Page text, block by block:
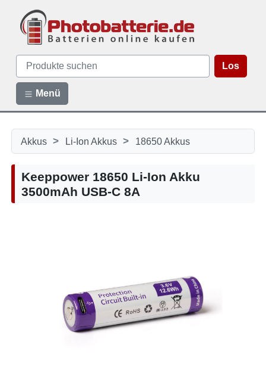
Los
Menü
Akkus > Li-Ion Akkus > 18650 Akkus
Keeppower 18650 Li-Ion Akku
3500mAh USB-C 8A